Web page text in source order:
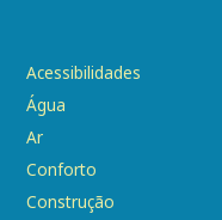
Acessibilidades
Água
Ar
Conforto
Construção